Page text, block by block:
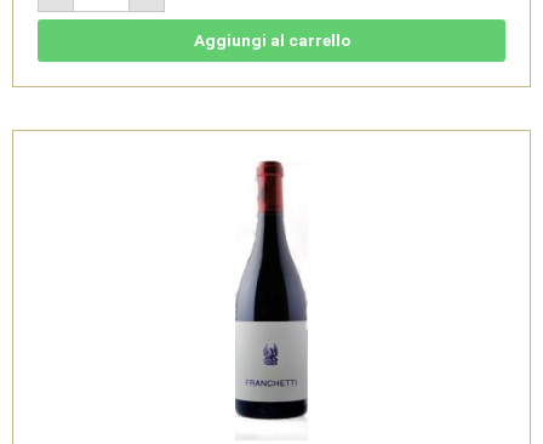
-
Terre
Passopisciaro
Aggiungi al carrello